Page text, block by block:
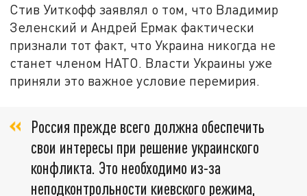
Стив Уиткофф заявлял о том, что Владимир
Зеленский и Андрей Ермак фактически
признали тот факт, что Украина никогда не
станет членом НАТО. Власти Украины уже
приняли это важное условие перемирия.
Россия прежде всего должна обеспечить
свои интересы при решение украинского
конфликта. Это необходимо из-за
неподконтрольности киевского режима,